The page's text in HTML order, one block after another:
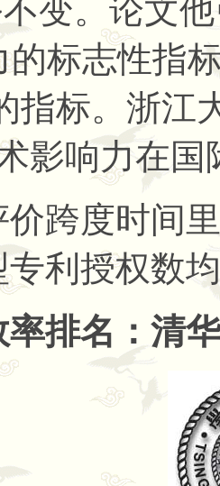
变。论文
的标志性指
指标。浙江
影响力在
价跨度时间
利授权数
排名：清